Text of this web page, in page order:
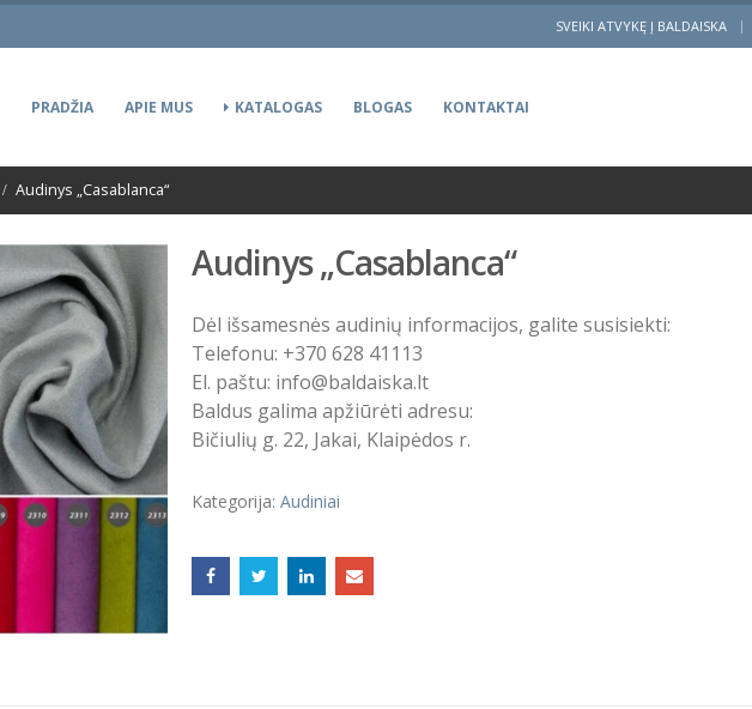
SVEIKI ATVYKĘ Į BALDAISKA |
PRADŽIA APIE MUS KATALOGAS BLOGAS KONTAKTAI
Audinys „Casablanca“
Audinys „Casablanca“
Dėl išsamesnės audinių informacijos, galite susisiekti:
Telefonu: +370 628 41113
El. paštu: info@baldaiska.lt
Baldus galima apžiūrėti adresu:
Bičiulių g. 22, Jakai, Klaipėdos r.
Kategorija:Audiniai